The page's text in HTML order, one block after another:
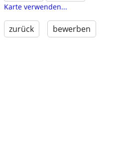
Karte verwenden...
zurück bewerben